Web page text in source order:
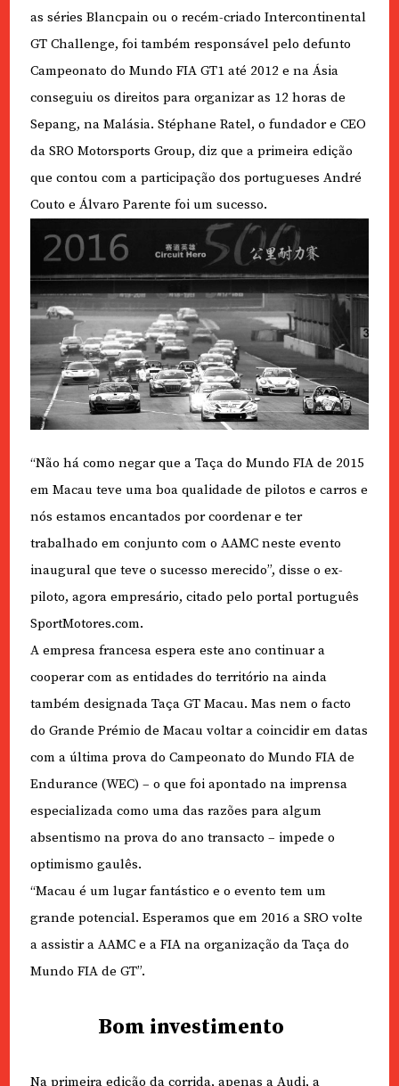
as séries Blancpain ou o recém-criado Intercontinental
GT Challenge, foi também responsável pelo defunto
Campeonato do Mundo FIA GT1 até 2012 e na Ásia
conseguiu os direitos para organizar as 12 horas de
Sepang, na Malásia. Stéphane Ratel, o fundador e CEO
da SRO Motorsports Group, diz que a primeira edição
que contou com a participação dos portugueses André
Couto e Álvaro Parente foi um sucesso.
“Não há como negar que a Taça do Mundo FIA de 2015
em Macau teve uma boa qualidade de pilotos e carros e
nós estamos encantados por coordenar e ter
trabalhado em conjunto com o AAMC neste evento
inaugural que teve o sucesso merecido”, disse o ex-
piloto, agora empresário, citado pelo portal português
SportMotores.com.
A empresa francesa espera este ano continuar a
cooperar com as entidades do território na ainda
também designada Taça GT Macau. Mas nem o facto
do Grande Prémio de Macau voltar a coincidir em datas
com a última prova do Campeonato do Mundo FIA de
Endurance (WEC) – o que foi apontado na imprensa
especializada como uma das razões para algum
absentismo na prova do ano transacto – impede o
optimismo gaulês.
“Macau é um lugar fantástico e o evento tem um
grande potencial. Esperamos que em 2016 a SRO volte
a assistir a AAMC e a FIA na organização da Taça do
Mundo FIA de GT”.
Bom investimento
Na primeira edição da corrida, apenas a Audi, a